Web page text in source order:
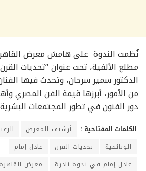
نُظمت الندوة على هامش معرض
مطلع الألفية، تحت عنوان “تحديات
الدكتور سمير سرحان، وتحدث فيها
من الأمور، أبرزها قيمة الفن المصري
دور الفنون في تطور المجتمعات
الكلمات المفتاحية : أرشيف المعرض
الوثائقية
تحديات القرن
عادل إمام
عادل إمام في ندوة نادرة
معرض